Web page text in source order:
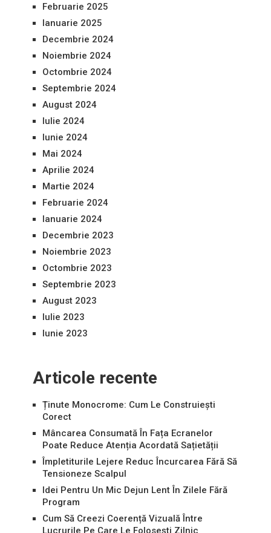
Februarie 2025
Ianuarie 2025
Decembrie 2024
Noiembrie 2024
Octombrie 2024
Septembrie 2024
August 2024
Iulie 2024
Iunie 2024
Mai 2024
Aprilie 2024
Martie 2024
Februarie 2024
Ianuarie 2024
Decembrie 2023
Noiembrie 2023
Octombrie 2023
Septembrie 2023
August 2023
Iulie 2023
Iunie 2023
Articole recente
Ținute Monocrome: Cum Le Construiești
Corect
Mâncarea Consumată În Fața Ecranelor
Poate Reduce Atenția Acordată Sațietății
Împletiturile Lejere Reduc Încurcarea Fără Să
Tensioneze Scalpul
Idei Pentru Un Mic Dejun Lent În Zilele Fără
Program
Cum Să Creezi Coerență Vizuală Între
Lucrurile Pe Care Le Folosești Zilnic